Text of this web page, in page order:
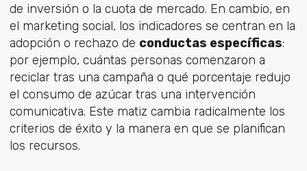
de inversión o la cuota de mercado. En cambio, en
el marketing social, los indicadores se centran en la
adopción o rechazo de conductas específicas:
por ejemplo, cuántas personas comenzaron a
reciclar tras una campaña o qué porcentaje redujo
el consumo de azúcar tras una intervención
comunicativa. Este matiz cambia radicalmente los
criterios de éxito y la manera en que se planifican
los recursos.